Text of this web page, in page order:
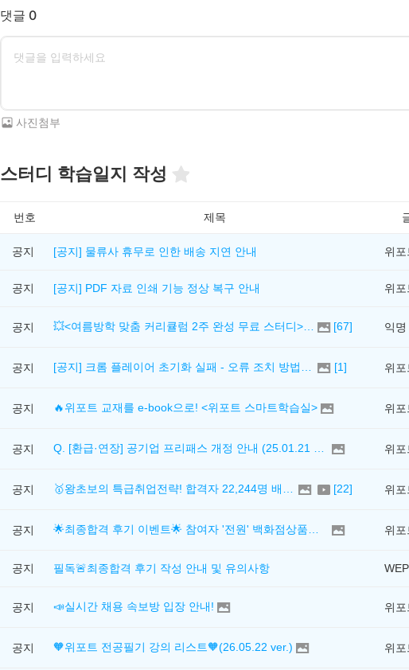
댓글 0
사진첨부
스터디 학습일지 작성
번호 제목
공지 [공지] 물류사 휴무로 인한 배송 지연 안내 위
공지 [공지] PDF 자료 인쇄 기능 정상 복구 안내 위
공지 💥<여름방학 맞춤 커리큘럼 2주 완성 무료 스터디> 모집 시작! [67] 익명
공지 [공지] 크롬 플레이어 초기화 실패 - 오류 조치 방법 안내 (Chrome 142 버전, Edge) [1] 위
공지 🔥위포트 교재를 e-book으로! <위포트 스마트학습실> 위
공지 Q. [환급·연장] 공기업 프리패스 개정 안내 (25.01.21 18:00~) 위
공지 🥇왕초보의 특급취업전략! 합격자 22,244명 배출한 전문가와 함께 직무탐색부터 면접까지 완벽대비 [22] 위
공지 🌟최종합격 후기 이벤트🌟 참여자 '전원' 백화점상품권 증정 위
공지 필독🚨최종합격 후기 작성 안내 및 유의사항
공지 📣실시간 채용 속보방 입장 안내!
공지 🧡위포트 전공필기 강의 리스트🧡(26.05.22 ver.)